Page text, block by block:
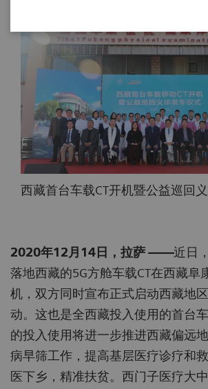
西藏首台车载CT开机暨公益巡回
2020年12月14日，拉萨 ——近日
落地西藏的5G方舱车载CT在西藏阜
机，双方同时宣布正式启动西藏地
动。这也是全西藏投入使用的首台
的投入使用将进一步推进西藏偏远
病早筛工作，提高基层医疗诊疗和
医下乡，精准扶贫。西门子医疗大